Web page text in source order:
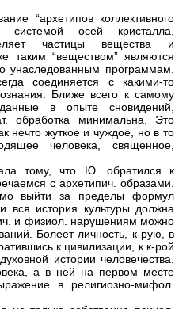
“архетипов коллективного
осей кристалла,
частицы вещества и
таким “веществом” являются
унаследованным программам.
соединяется с какими-то
Ближе всего к самому
в опыте сновидений,
обработка минимальна. Это
нечто жуткое и чуждое, но в то
человека, священное,
тому, что Ю. обратился к
с архетипич. образами.
выйти за пределы формул
вся история культуры должна
и физиол. нарушениям можно
Болеет личность, к-рую, в
к цивилизации, к к-рой
истории человечества.
а в ней на первом месте
в религиозно-мифол.